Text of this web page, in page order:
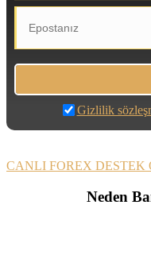
Gizlilik
CANLI FOREX DESTEK
Neden